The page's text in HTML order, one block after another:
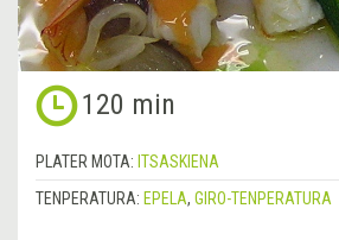
120 min
PLATER MOTA: ITSASKIENA
TENPERATURA: EPELA, GIRO-TENPERATURA